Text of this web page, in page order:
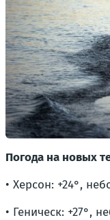
Погода на новых
• Херсон: +24°,
• Геническ: +27°,